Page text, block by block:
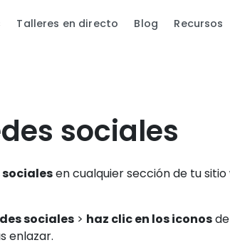
Talleres en directo Blog Recursos
sociales
en cualquier sección de tu
sociales > haz clic en los iconos
enlazar.